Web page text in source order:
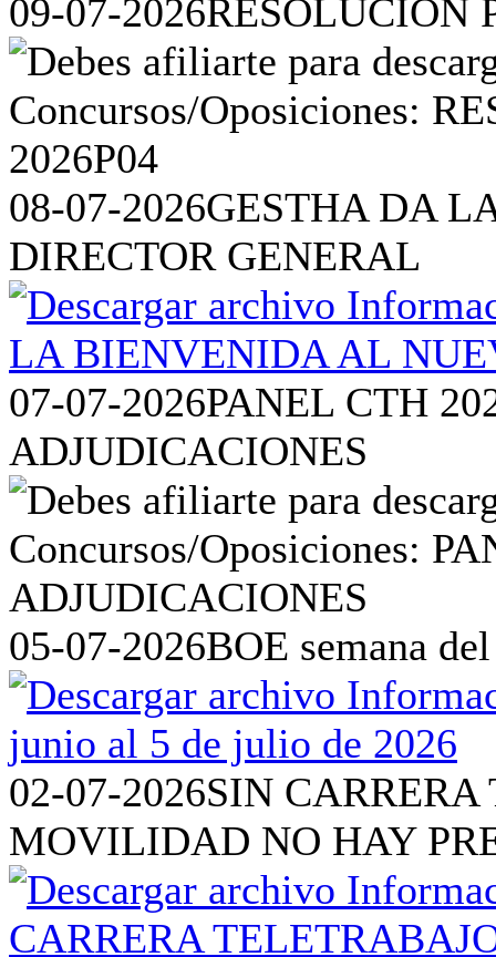
09-07-2026RESOLUCIÓN
08-07-2026GESTHA DA
DIRECTOR GENERAL
07-07-2026PANEL CTH
ADJUDICACIONES
05-07-2026BOE semana
02-07-2026SIN
MOVILIDAD NO HAY